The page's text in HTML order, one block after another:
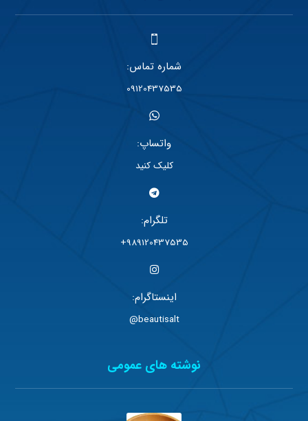
شماره تماس:
09120437535
واتساپ:
کلیک کنید
تلگرام:
989120437535+
اینستاگرام:
beautisalt@
نوشته های عمومی